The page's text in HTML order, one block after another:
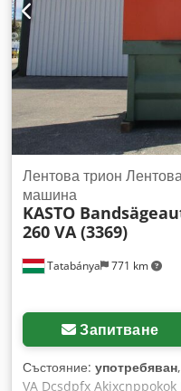
Tatabánya 771 km
Лентова трион
машина
KASTO
260 VA (3369)
Запитване
Състояние: употребяван
VA Dcsdpfx